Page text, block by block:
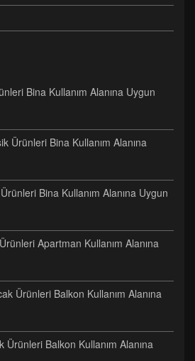
Bina Kullanım Alanına Uygun
Ürünleri Bina Kullanım Alanına
Bina Kullanım Alanına Uygun
Apartman Kullanım Alanına
Ürünleri Balkon Kullanım Alanına
Balkon Kullanım Alanına